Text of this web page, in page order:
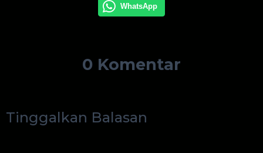
WhatsApp
0 Komentar
Tinggalkan Balasan